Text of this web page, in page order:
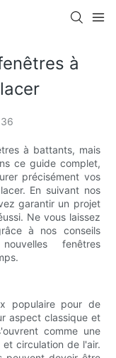
à
36
à battants, mais
ce guide complet,
précisément vos
En suivant nos
garantir un projet
Ne vous laissez
à nos conseils
fenêtres
populaire pour de
aspect classique et
comme une
circulation de l'air.